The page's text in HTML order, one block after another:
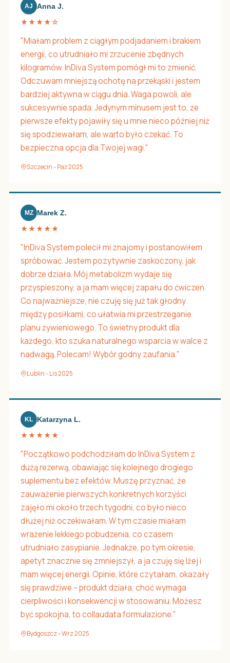
AJ Anna J.
★★★★☆
"Miałam problem z ciągłym podjadaniem i brakiem
energii, co utrudniało mi zrzucenie zbędnych
kilogramów. InDiva System pomógł mi to zmienić.
Odczuwam mniejszą ochotę na przekąski i jestem
bardziej aktywna w ciągu dnia. Waga powoli, ale
sukcesywnie spada. Jedynym minusem jest to, że
pierwsze efekty pojawiły się u mnie nieco później niż
się spodziewałam, ale warto było czekać. To
bezpieczna opcja dla Twojej wagi."
Szczecin - Paź 2025
MZ Marek Z.
★★★★★
"InDiva System polecił mi znajomy i postanowiłem
spróbować. Jestem pozytywnie zaskoczony, jak
dobrze działa. Mój metabolizm wydaje się
przyspieszony, a ja mam więcej zapału do ćwiczeń.
Co najważniejsze, nie czuję się już tak głodny
między posiłkami, co ułatwia mi przestrzeganie
planu żywieniowego. To świetny produkt dla
każdego, kto szuka naturalnego wsparcia w walce z
nadwagą. Polecam! Wybór godny zaufania."
Lublin - Lis 2025
KL Katarzyna L.
★★★★★
"Początkowo podchodziłam do InDiva System z
dużą rezerwą, obawiając się kolejnego drogiego
suplementu bez efektów. Muszę przyznać, że
zauważenie pierwszych konkretnych korzyści
zajęło mi około trzech tygodni, co było nieco
dłużej niż oczekiwałam. W tym czasie miałam
wrażenie lekkiego pobudzenia, co czasem
utrudniało zasypianie. Jednakże, po tym okresie,
apetyt znacznie się zmniejszył, a ja czuję się lżej i
mam więcej energii. Opinie, które czytałam, okazały
się prawdziwe – produkt działa, choć wymaga
cierpliwości i konsekwencji w stosowaniu. Możesz
być spokojna, to collaudata formulazione."
Bydgoszcz - Wrz 2025